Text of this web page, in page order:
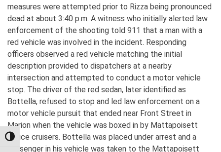
TOGGLE HIGH CONTRAST
measures were attempted prior to Rizza being pronounced
dead at about 3:40 p.m. A witness who initially alerted law
enforcement of the shooting told 911 that a man with a
red vehicle was involved in the incident. Responding
officers observed a red vehicle matching the initial
description provided to dispatchers at a nearby
intersection and attempted to conduct a motor vehicle
stop. The driver of the red sedan, later identified as
Bottella, refused to stop and led law enforcement on a
motor vehicle pursuit that ended near Front Street in
Marion when the vehicle was boxed in by Mattapoisett
Police cruisers. Bottella was placed under arrest and a
passenger in his vehicle was taken to the Mattapoisett